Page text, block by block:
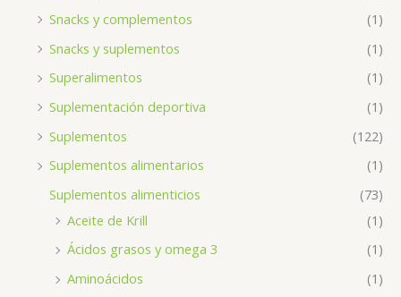
Snacks y complementos
(1)
Snacks y suplementos
(1)
Superalimentos
(1)
Suplementación deportiva
(1)
Suplementos
(122)
Suplementos alimentarios
(1)
Suplementos alimenticios
(73)
Aceite de Krill
(1)
Ácidos grasos y omega 3
(1)
Aminoácidos
(1)